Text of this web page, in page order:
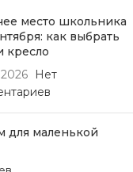
место школьника
как выбрать
кресло
Нет
для маленькой